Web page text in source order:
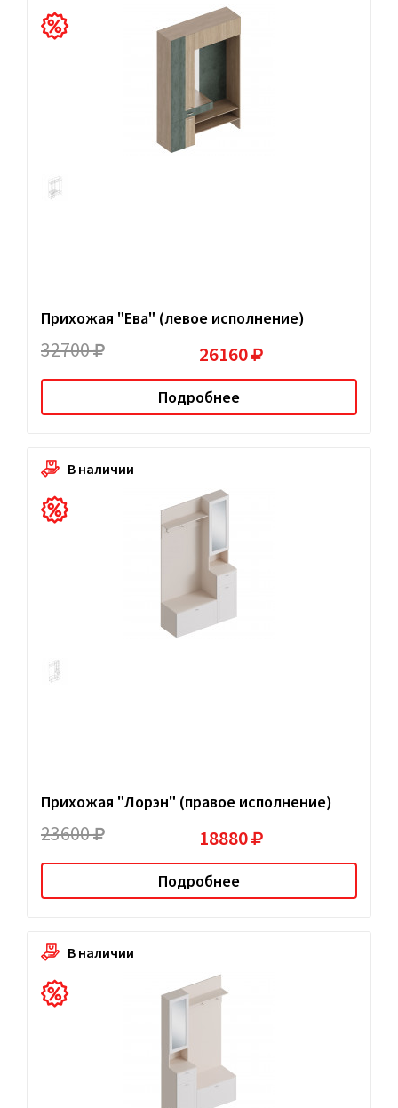
Прихожая "Ева" (левое исполнение)
32700 26160
Подробнее
В наличии
Прихожая "Лорэн" (правое исполнение)
23600 18880
Подробнее
В наличии